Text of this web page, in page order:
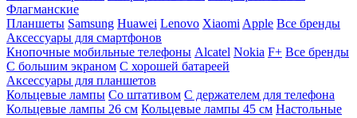
Флагманские
Планшеты Samsung Huawei Lenovo Xiaomi Apple Все бренды
Аксессуары для смартфонов
Кнопочные мобильные телефоны Alcatel Nokia F+ Все бренды
С большим экраном С хорошей батареей
Аксессуары для планшетов
Кольцевые лампы Со штативом C держателем для телефона
Кольцевые лампы 26 см Кольцевые лампы 45 см Настольные